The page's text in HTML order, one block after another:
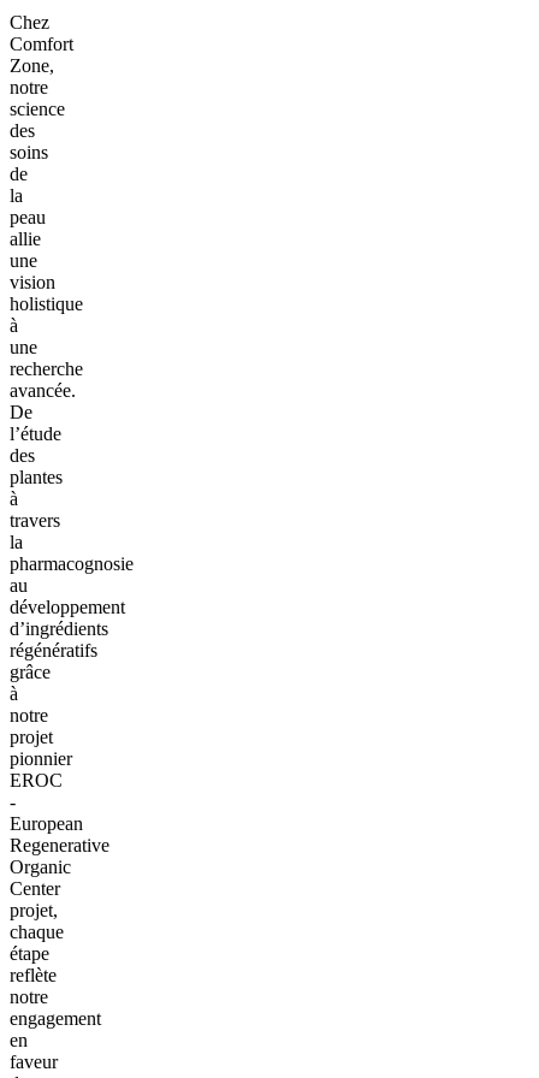
Chez
Comfort
Zone,
notre
science
des
soins
de
la
peau
allie
une
vision
holistique
à
une
recherche
avancée.
De
l’étude
des
plantes
à
travers
la
pharmacognosie
au
développement
d’ingrédients
régénératifs
grâce
à
notre
projet
pionnier
EROC
-
European
Regenerative
Organic
Center
projet,
chaque
étape
reflète
notre
engagement
en
faveur